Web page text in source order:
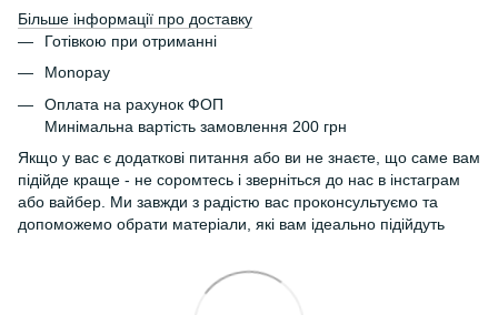
Більше інформації про доставку
Готівкою при отриманні
Monopay
Оплата на рахунок ФОП
Минімальна вартість замовлення 200 грн
Якщо у вас є додаткові питання або ви не знаєте, що саме вам
підійде краще - не соромтесь і зверніться до нас в інстаграм
або вайбер. Ми завжди з радістю вас проконсультуємо та
допоможемо обрати матеріали, які вам ідеально підійдуть